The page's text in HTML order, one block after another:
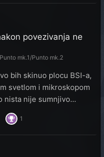
povezivanja ne
Punto mk.1/Punto mk.2
bih skinuo plocu BSI-a,
svetlom i mikroskopom
nista nije sumnjivo...
1